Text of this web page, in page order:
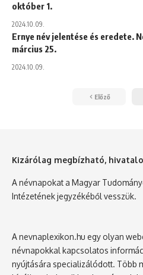
október 1.
2024.10.09.
Ernye név jelentése és eredete.
március 25.
2024.10.09.
Előző
Kizárólag megbízható,
A névnapokat a Magyar
Intézetének jegyzékéből vesszük.
A nevnaplexikon.hu egy olyan
névnapokkal kapcsolatos
nyújtására specializálódott. Több